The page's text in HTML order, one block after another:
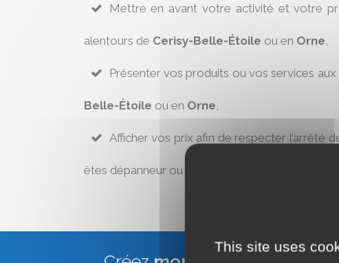
Mettre en avant votre activité et votre
alentours de Cerisy-Belle-Étoile ou en Orne
Présenter vos produits ou vos services
Belle-Étoile ou en Orne
Afficher vos prix afin de respecter l’arrêté
êtes dépanneur ou réparateur à
This site uses